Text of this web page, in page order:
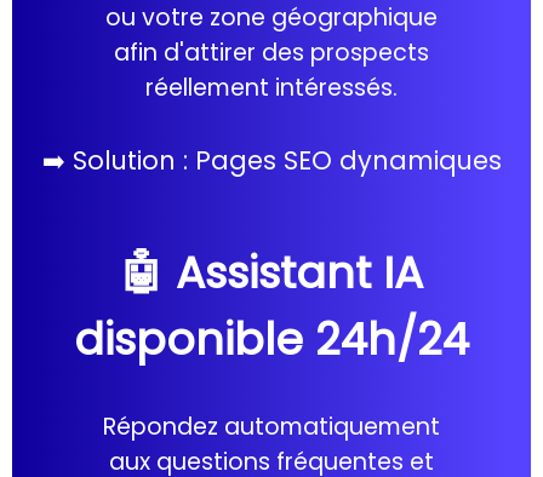
ou votre zone géographique
afin d'attirer des prospects
réellement intéressés.
➡️ Solution : Pages SEO dynamiques
🤖 Assistant IA
disponible 24h/24
Répondez automatiquement
aux questions fréquentes et